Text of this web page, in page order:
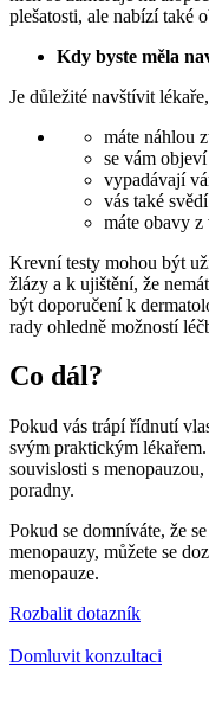
plešatosti, ale nabízí také
Kdy byste měla
Je důležité navštívit
máte náhlou
se vám
vypadávají
vás také
máte obavy z
Krevní testy mohou být
žlázy a k ujištění, že
být doporučení k
rady ohledně možností
Co dál?
Pokud vás trápí řídnutí
svým praktickým
souvislosti s menopauzou,
poradny.
Pokud se domníváte, že
menopauzy, můžete se
menopauze.
Rozbalit dotazník
Domluvit konzultaci